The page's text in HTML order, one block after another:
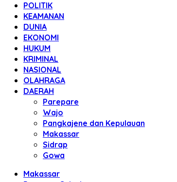
POLITIK
KEAMANAN
DUNIA
EKONOMI
HUKUM
KRIMINAL
NASIONAL
OLAHRAGA
DAERAH
Parepare
Wajo
Pangkajene dan Kepulauan
Makassar
Sidrap
Gowa
Makassar